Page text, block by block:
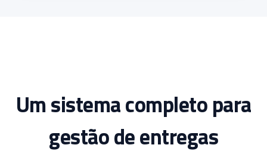
Um sistema completo para
gestão de entregas